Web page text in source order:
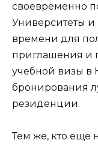
своевременно
Университеты и
времени для
приглашения и
учебной визы в
бронирования
резиденции.
Тем же, кто еще